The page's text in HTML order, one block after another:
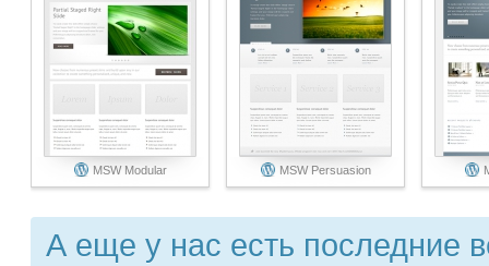
MSW Modular MSW Persuasion
А еще у нас есть последние